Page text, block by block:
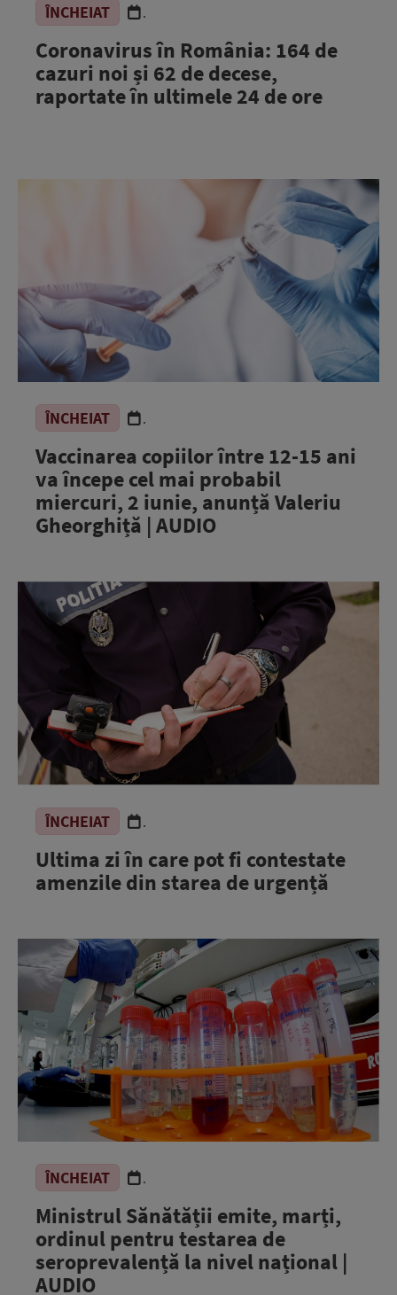
ÎNCHEIAT .
Coronavirus în România: 164 de
cazuri noi și 62 de decese,
raportate în ultimele 24 de ore
ÎNCHEIAT .
Vaccinarea copiilor între 12-15 ani
va începe cel mai probabil
miercuri, 2 iunie, anunță Valeriu
Gheorghiță | AUDIO
ÎNCHEIAT .
Ultima zi în care pot fi contestate
amenzile din starea de urgență
ÎNCHEIAT .
Ministrul Sănătății emite, marți,
ordinul pentru testarea de
seroprevalență la nivel național |
AUDIO